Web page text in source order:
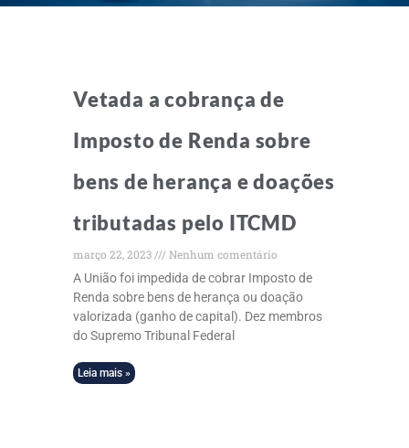
Vetada a cobrança de
Imposto de Renda sobre
bens de herança e doações
tributadas pelo ITCMD
março 22, 2023
Nenhum comentário
A União foi impedida de cobrar Imposto de
Renda sobre bens de herança ou doação
valorizada (ganho de capital). Dez membros
do Supremo Tribunal Federal
Leia mais »